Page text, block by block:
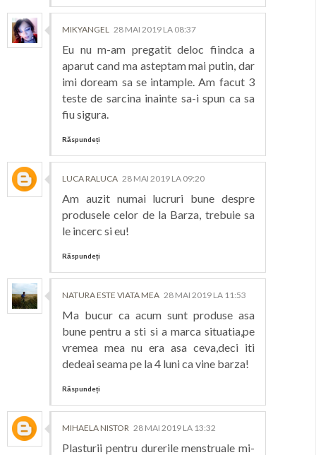
MIKYANGEL 28 MAI 2019 LA 08:37
Eu nu m-am pregatit deloc fiindca a
aparut cand ma asteptam mai putin, dar
imi doream sa se intample. Am facut 3
teste de sarcina inainte sa-i spun ca sa
fiu sigura.
Răspundeți
LUCA RALUCA 28 MAI 2019 LA 09:20
Am auzit numai lucruri bune despre
produsele celor de la Barza, trebuie sa
le incerc si eu!
Răspundeți
NATURA ESTE VIATA MEA 28 MAI 2019 LA 11:53
Ma bucur ca acum sunt produse asa
bune pentru a sti si a marca situatia,pe
vremea mea nu era asa ceva,deci iti
dedeai seama pe la 4 luni ca vine barza!
Răspundeți
MIHAELA NISTOR 28 MAI 2019 LA 13:32
Plasturii pentru durerile menstruale mi-